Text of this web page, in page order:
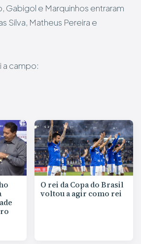
Gabigol e Marquinhos entraram
Silva, Matheus Pereira e
a campo:
O rei da Copa do Brasil
voltou a agir como rei